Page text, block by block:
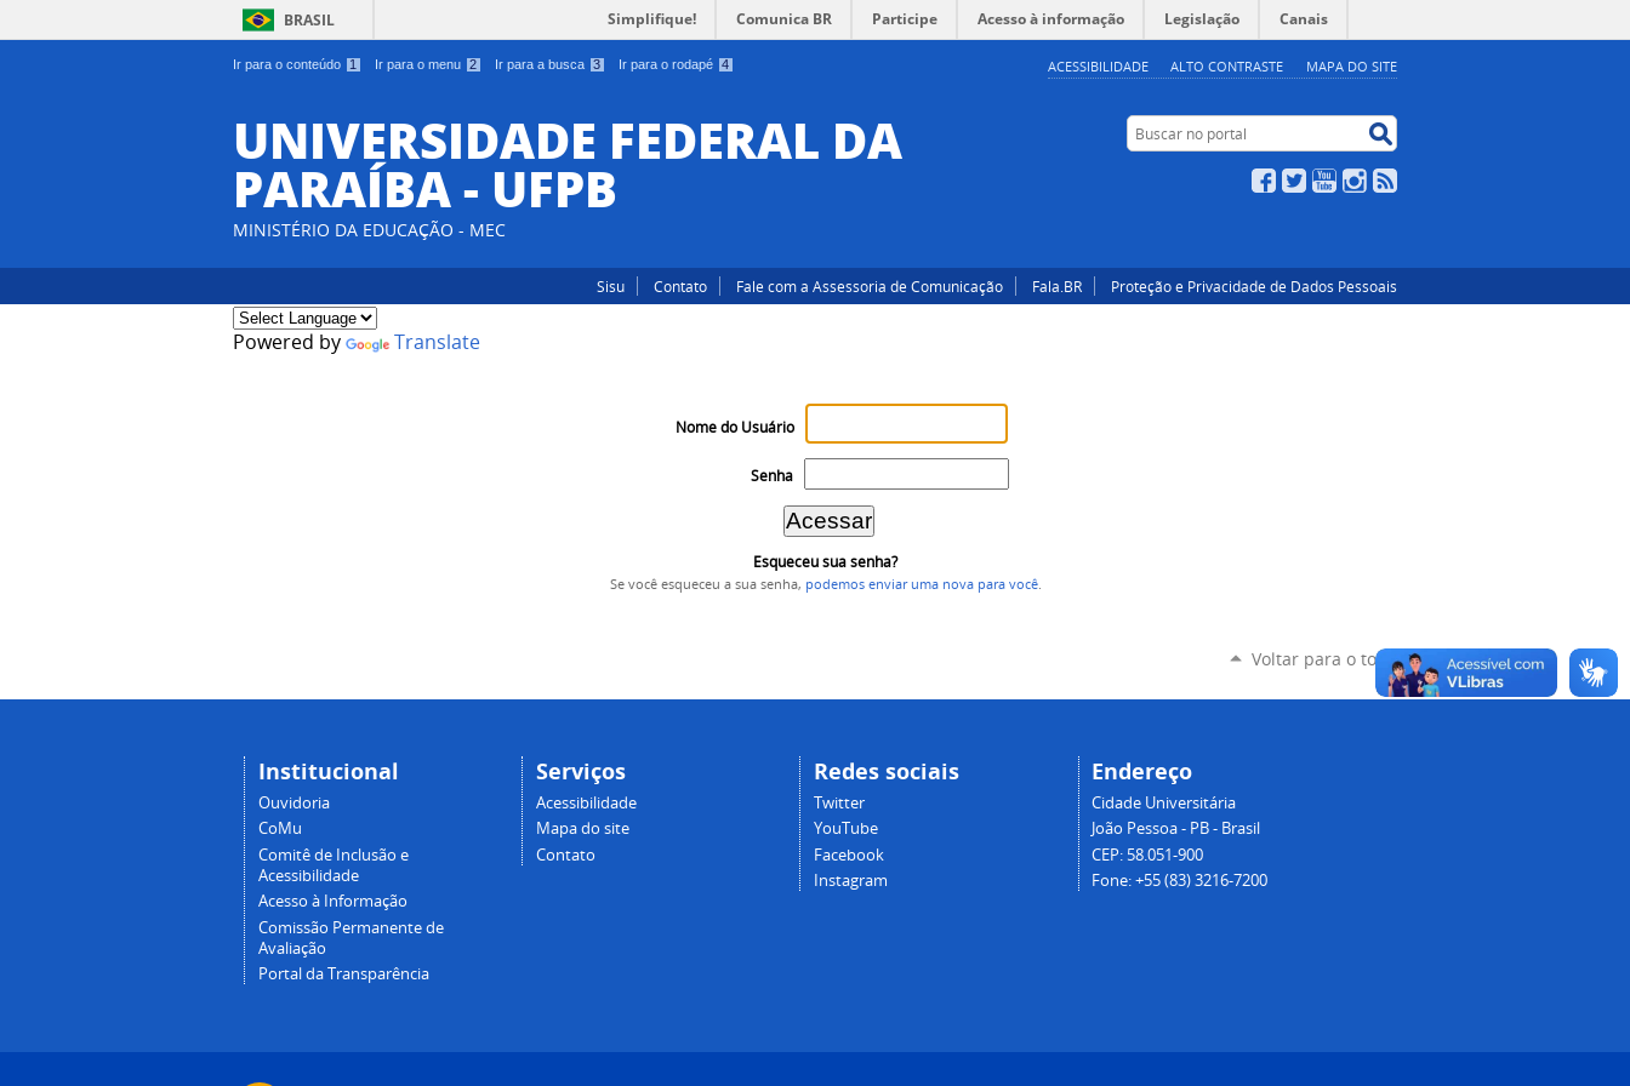
Ir para o conteúdo 1 Ir para o menu 2 Ir para a busca 3 Ir para o rodapé 4 ACESSIBILIDADE ALTO CONTRASTE MAPA DO SITE
BRASIL Simplifique! Comunica BR Participe Acesso à informação Legislação Canais
UNIVERSIDADE FEDERAL DA
PARAÍBA - UFPB
MINISTÉRIO DA EDUCAÇÃO - MEC
Buscar no portal
Facebook
TwitterYouTubeInstagram
Sisu Contato Fale com a Assessoria de Comunicação Fala.BR Proteção e Privacidade de Dados Pessoais
Powered by Translate
Nome do Usuário
Senha
Esqueceu sua senha?
Se você esqueceu a sua senha, podemos enviar uma nova para você.
Voltar para o topo
Institucional
Ouvidoria
CoMu
Comitê de Inclusão e
Acessibilidade
Acesso à Informação
Comissão Permanente de
Avaliação
Portal da Transparência
Serviços
Acessibilidade
Mapa do site
Contato
Redes sociais
Twitter
YouTube
Facebook
Instagram
Endereço
Cidade Universitária
João Pessoa - PB - Brasil
CEP: 58.051-900
Fone: +55 (83) 3216-7200